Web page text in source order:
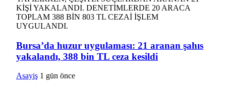
Bursa’da huzur uygulaması: 21 aranan şahıs
yakalandı, 388 bin TL ceza kesildi
Asayiş 1 gün önce